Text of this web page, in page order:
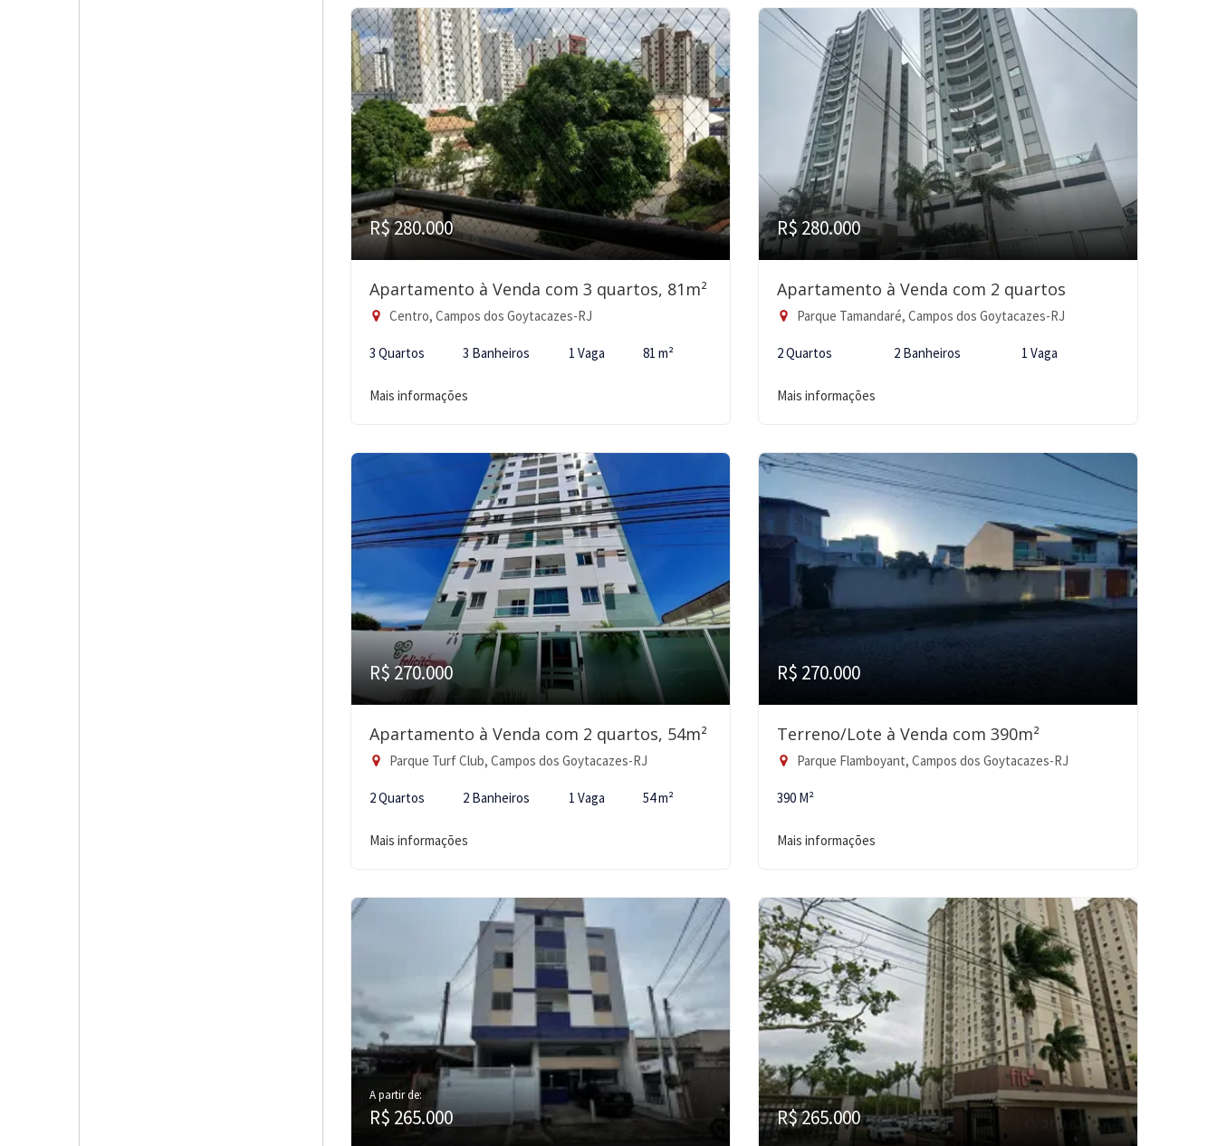
R$ 280.000
Apartamento à Venda com 3 quartos, 81m²
Centro, Campos dos Goytacazes-RJ
3 Quartos 3 Banheiros 1 Vaga 81 m²
Mais informações
R$ 280.000
Apartamento à Venda com 2 quartos
Parque Tamandaré, Campos dos Goytacazes-RJ
2 Quartos 2 Banheiros 1 Vaga
Mais informações
R$ 270.000
Apartamento à Venda com 2 quartos, 54m²
Parque Turf Club, Campos dos Goytacazes-RJ
2 Quartos 2 Banheiros 1 Vaga 54 m²
Mais informações
R$ 270.000
Terreno/Lote à Venda com 390m²
Parque Flamboyant, Campos dos Goytacazes-RJ
390 M²
Mais informações
A partir de:
R$ 265.000 R$ 265.000